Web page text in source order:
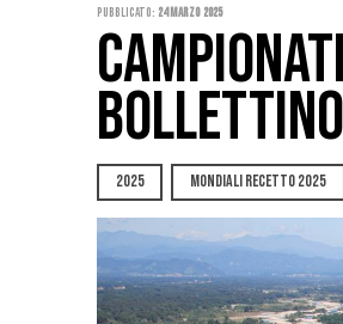
Pubblicato: 24 Marzo 2025
2025 MONDIALI RECETTO 2025